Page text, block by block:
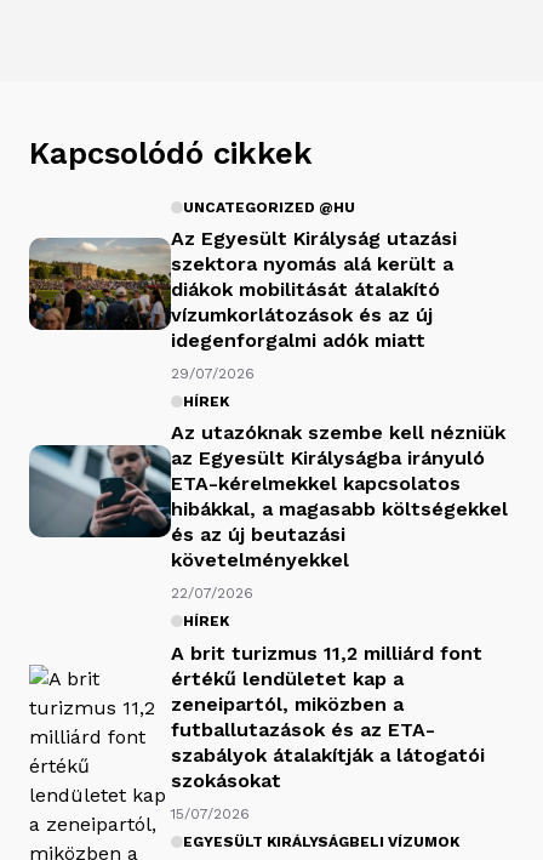
Kapcsolódó cikkek
UNCATEGORIZED @HU
Az Egyesült Királyság utazási
szektora nyomás alá került a
diákok mobilitását átalakító
vízumkorlátozások és az új
idegenforgalmi adók miatt
29/07/2026
HÍREK
Az utazóknak szembe kell nézniük
az Egyesült Királyságba irányuló
ETA-kérelmekkel kapcsolatos
hibákkal, a magasabb költségekkel
és az új beutazási
követelményekkel
22/07/2026
HÍREK
A brit turizmus 11,2 milliárd font
értékű lendületet kap a
zeneipartól, miközben a
futballutazások és az ETA-
szabályok átalakítják a látogatói
szokásokat
15/07/2026
EGYESÜLT KIRÁLYSÁGBELI VÍZUMOK